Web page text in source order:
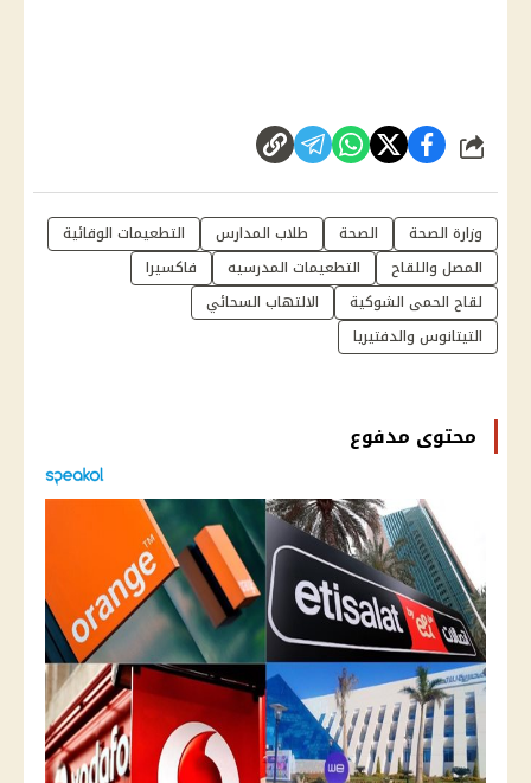
شارك
وزارة الصحة الصحة طلاب المدارس
التطعيمات الوقائية
المصل واللقاح
التطعيمات المدرسيه
فاكسيرا
لقاح الحمى الشوكية
الالتهاب السحائي
التيتانوس والدفتيريا
محتوى مدفوع